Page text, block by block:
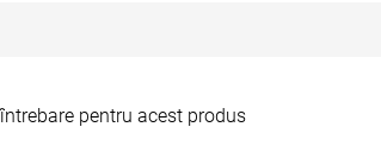
pentru acest produs